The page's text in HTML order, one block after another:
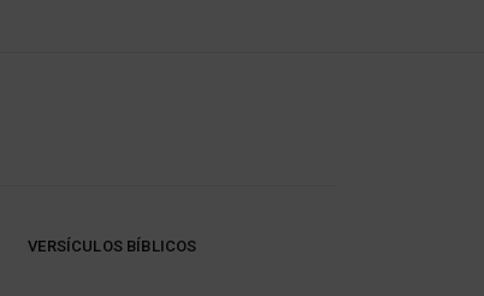
VERSÍCULOS BÍBLICOS